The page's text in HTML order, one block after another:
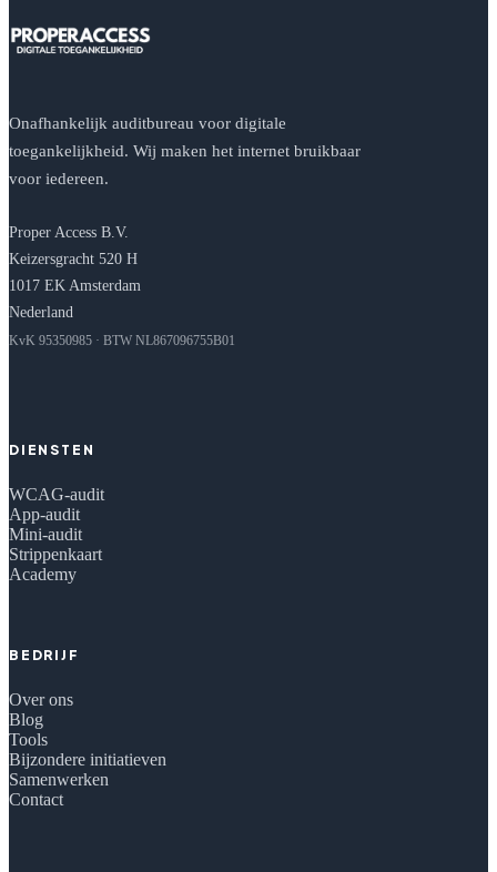
Onafhankelijk auditbureau voor digitale
toegankelijkheid. Wij maken het internet bruikbaar
voor iedereen.
Proper Access B.V.
Keizersgracht 520 H
1017 EK Amsterdam
Nederland
KvK 95350985 · BTW NL867096755B01
DIENSTEN
WCAG-audit
App-audit
Mini-audit
Strippenkaart
Academy
BEDRIJF
Over ons
Blog
Tools
Bijzondere initiatieven
Samenwerken
Contact